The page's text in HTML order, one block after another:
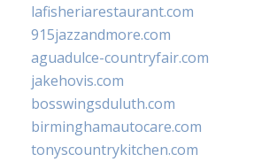
lafisheriarestaurant.com
915jazzandmore.com
aguadulce-countryfair.com
jakehovis.com
bosswingsduluth.com
birminghamautocare.com
tonyscountrykitchen.com